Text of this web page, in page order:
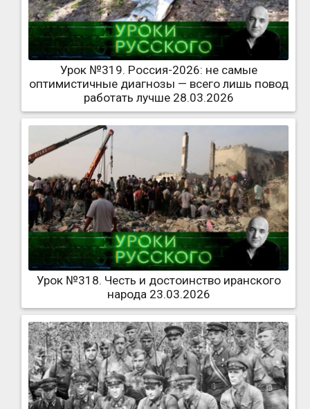
Урок №319. Россия-2026: не самые
оптимистичные диагнозы — всего лишь повод
работать лучше 28.03.2026
Урок №318. Честь и достоинство иранского
народа 23.03.2026